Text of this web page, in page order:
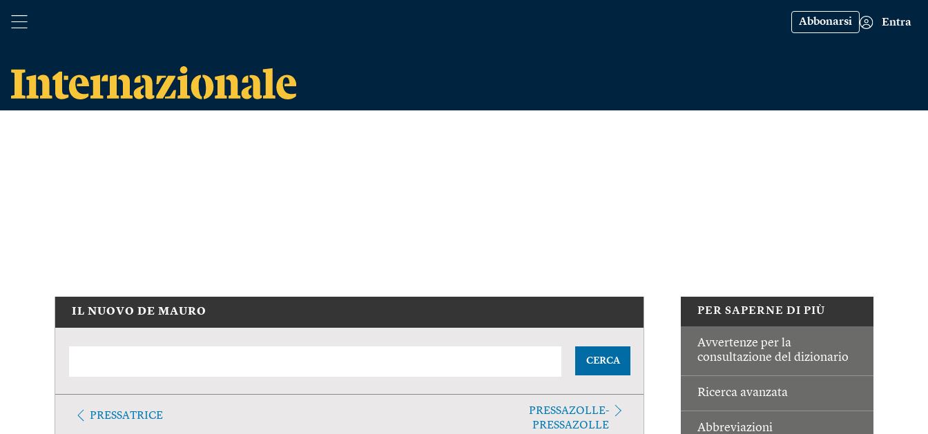
Abbonarsi Entra
PER SAPERNE DI PIÙ
Avvertenze per la
consultazione del dizionario
Ricerca avanzata
Abbreviazioni
IL NUOVO DE MAURO
CERCA
PRESSATRICE
PRESSAZOLLE-
PRESSAZOLLE